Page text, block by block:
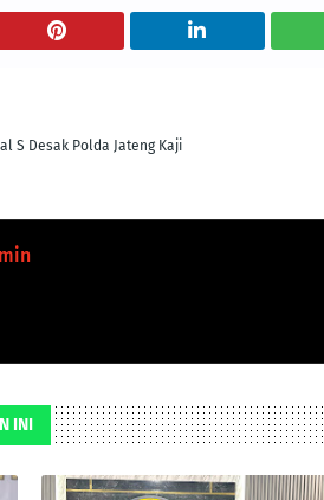
S Desak Polda Jateng Kaji
INI